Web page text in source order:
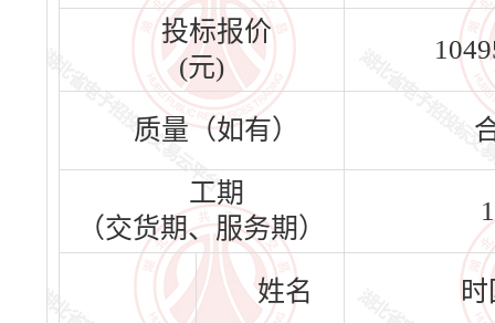
投标报价
(元)
质量（如有）
工期
（交货期、服务期）
姓名